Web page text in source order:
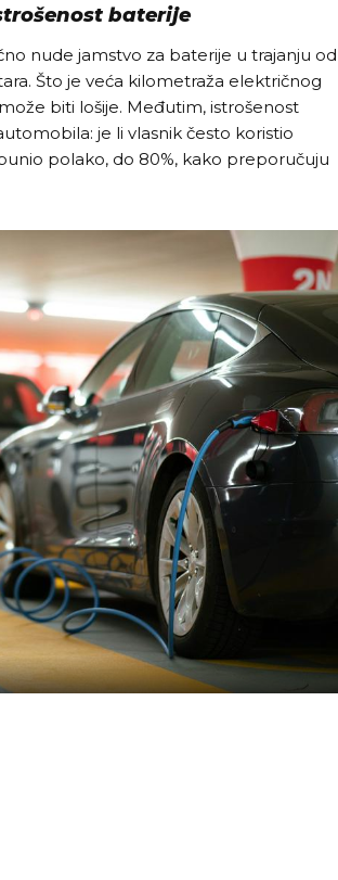
baterije
nude jamstvo za baterije u trajanju od
Što je veća kilometraža električnog
biti lošije. Međutim, istrošenost
je li vlasnik često koristio
polako, do 80%, kako preporučuju